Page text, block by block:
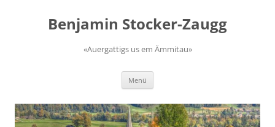
springenBenjamin Stocker-Zaugg
«Auergattigs us em Ämmitau»
Menü